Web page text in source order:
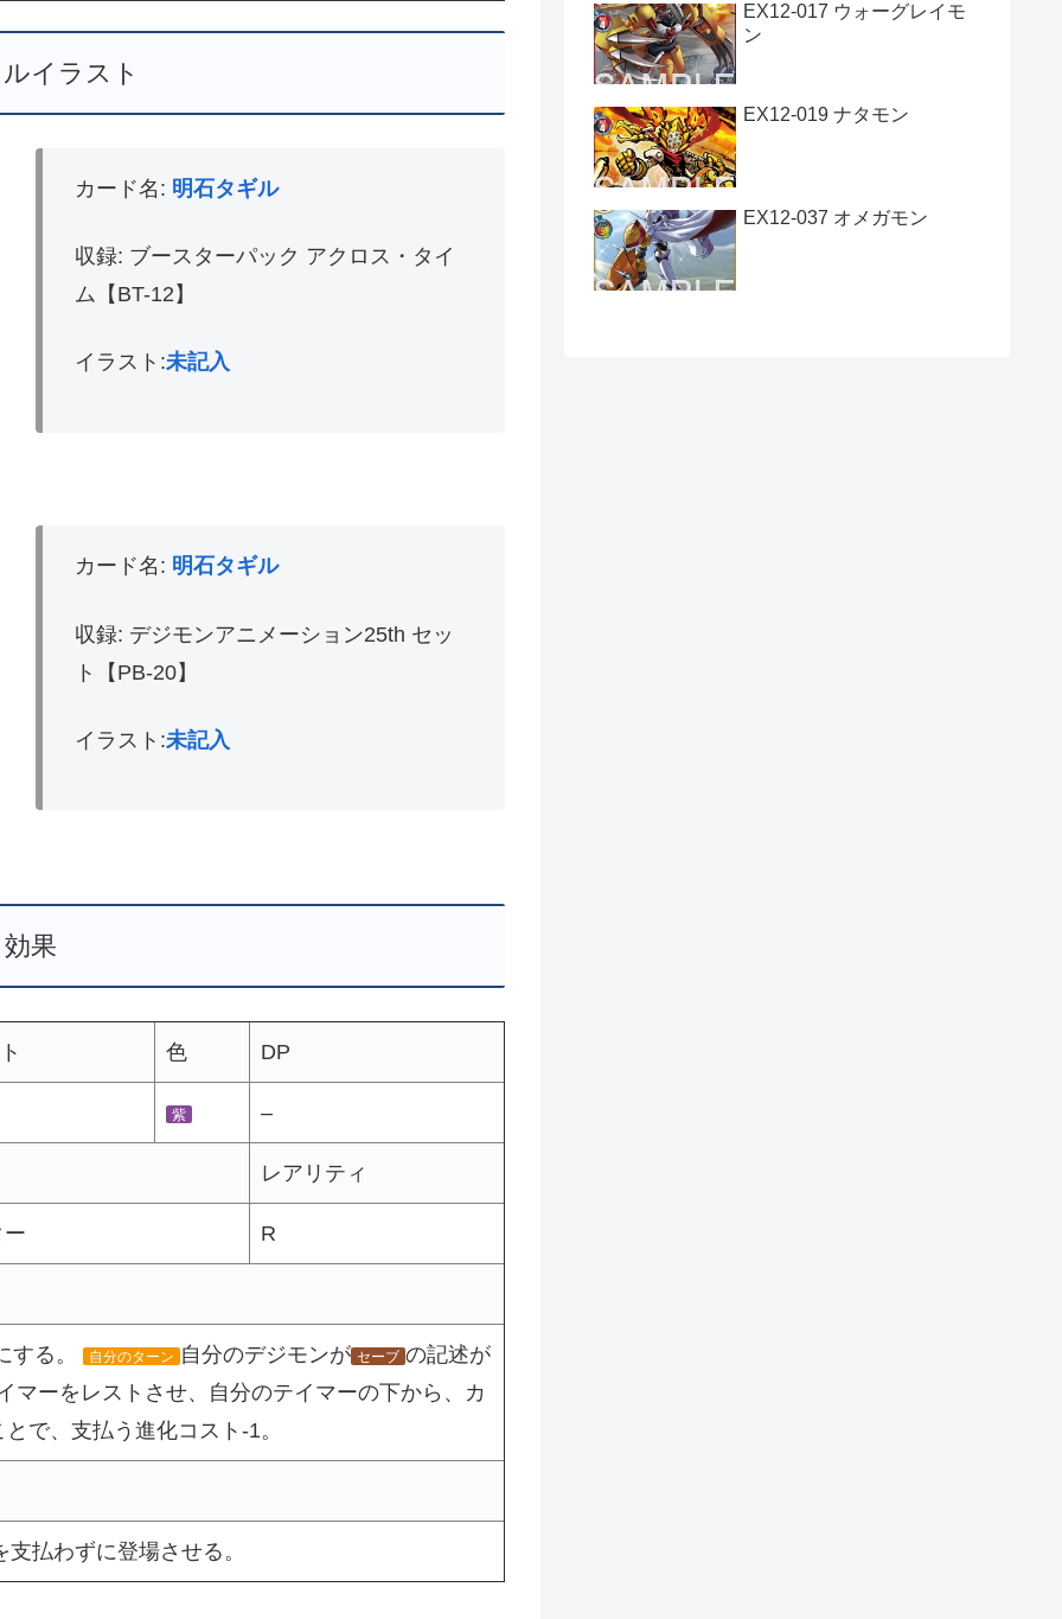
イラスト
カード名: 明石タギル
収録: ブースターパック アクロス・タイ
ム【BT-12】
イラスト:未記入
カード名: 明石タギル
収録: デジモンアニメーション25th セッ
ト【PB-20】
イラスト:未記入
効果
色 DP
紫 –
レアリティ
R
する。 自分のターン 自分のデジモンが セーブ の記述が
マーをレストさせ、自分のテイマーの下から、カ
で、支払う進化コスト-1。
払わずに登場させる。
EX12-017 ウォーグレイモ
ン
EX12-019 ナタモン
EX12-037 オメガモン